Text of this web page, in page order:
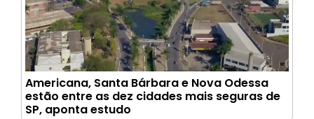
Americana, Santa Bárbara e Nova Odessa
estão entre as dez cidades mais seguras de
SP, aponta estudo